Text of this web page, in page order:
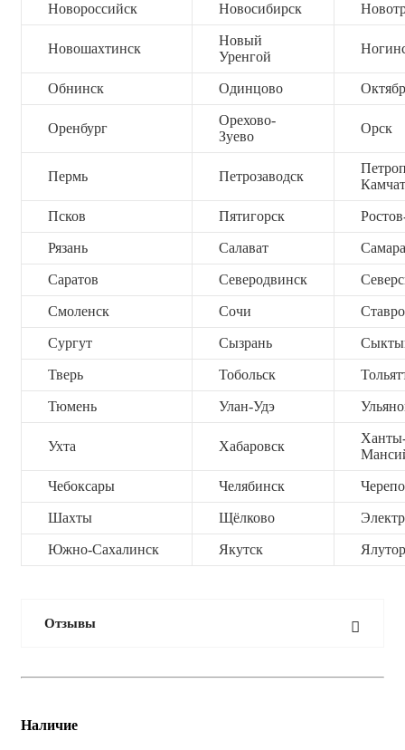
Новороссийск Новосибирск
Новошахтинск
Новый
Уренгой
Обнинск Одинцово
Оренбург
Орехово-
Зуево
Орск
Пермь Петрозаводск
Псков Пятигорск
Рязань Салават Самара
Саратов Северодвинск
Смоленск Сочи
Сургут Сызрань
Тверь Тобольск
Тюмень Улан-Удэ
Ухта Хабаровск
Чебоксары Челябинск
Шахты Щёлково
Южно-Сахалинск Якутск
Отзывы
Наличие